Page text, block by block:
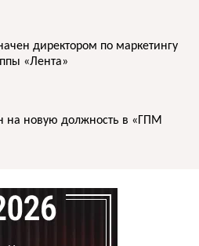
директором по маркетингу
«Лента»
на новую должность в «ГПМ